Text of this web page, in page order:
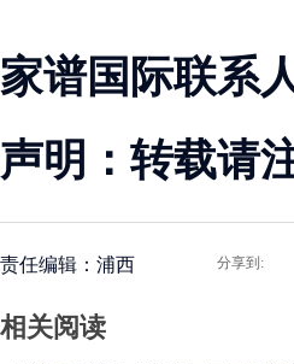
家谱国际联系
声明：转载请
责任编辑：浦西 分享到:
相关阅读